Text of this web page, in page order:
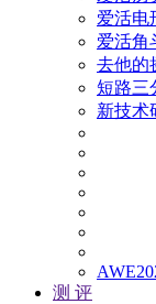
爱活电
爱活角
去他的
短路三
新技术
测 评